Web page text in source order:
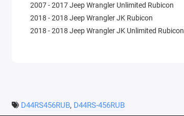
2007 - 2017 Jeep Wrangler Unlimited Rubicon
2018 - 2018 Jeep Wrangler JK Rubicon
2018 - 2018 Jeep Wrangler JK Unlimited Rubicon
D44RS456RUB, D44RS-456RUB